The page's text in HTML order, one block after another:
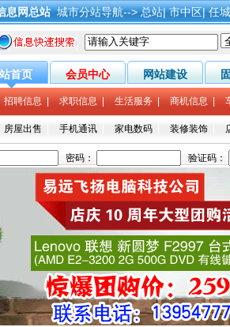
息网总站城市分站导航-->总站|市中区|任
首页 会员中心 网站建设
招聘信息 求职信息 生活服务 商机信息
房屋出售 手机通讯 家电数码 装修装饰